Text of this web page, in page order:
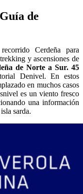
de
Cerdeña para
y ascensiones de
de Norte a Sur. 45
Denivel. En estos
en muchos casos
es un viento fresco
una información
sarda.